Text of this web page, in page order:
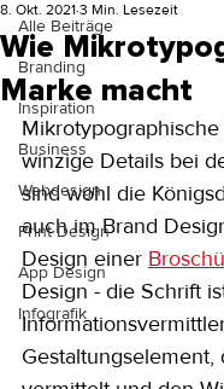
Alle Beiträge
Branding
Inspiration
Business
Webdesign
Print Design
App Design
Infografik
Wie
Marke macht
8. Okt. 2021 3 Min. Lesezeit
winzige Details bei
sind wohl die
auch im Brand
Design einer
Design - die Schrift
Gestaltungselement,